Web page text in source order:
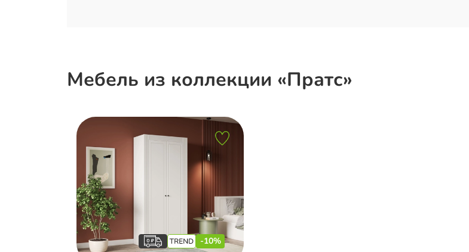
Мебель из коллекции «Пратс»
-10%